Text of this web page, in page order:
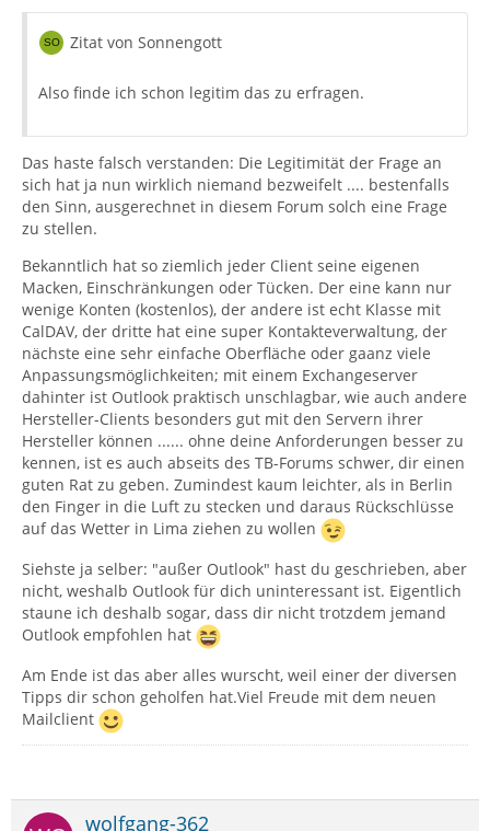
Zitat von Sonnengott
Also finde ich schon legitim das zu erfragen.
Das haste falsch verstanden: Die Legitimität der Frage an
sich hat ja nun wirklich niemand bezweifelt .... bestenfalls
den Sinn, ausgerechnet in diesem Forum solch eine Frage
zu stellen.
Bekanntlich hat so ziemlich jeder Client seine eigenen
Macken, Einschränkungen oder Tücken. Der eine kann nur
wenige Konten (kostenlos), der andere ist echt Klasse mit
CalDAV, der dritte hat eine super Kontakteverwaltung, der
nächste eine sehr einfache Oberfläche oder gaanz viele
Anpassungsmöglichkeiten; mit einem Exchangeserver
dahinter ist Outlook praktisch unschlagbar, wie auch andere
Hersteller-Clients besonders gut mit den Servern ihrer
Hersteller können ...... ohne deine Anforderungen besser zu
kennen, ist es auch abseits des TB-Forums schwer, dir einen
guten Rat zu geben. Zumindest kaum leichter, als in Berlin
den Finger in die Luft zu stecken und daraus Rückschlüsse
auf das Wetter in Lima ziehen zu wollen
Siehste ja selber: "außer Outlook" hast du geschrieben, aber
nicht, weshalb Outlook für dich uninteressant ist. Eigentlich
staune ich deshalb sogar, dass dir nicht trotzdem jemand
Outlook empfohlen hat
Am Ende ist das aber alles wurscht, weil einer der diversen
Tipps dir schon geholfen hat.Viel Freude mit dem neuen
Mailclient
wolfgang-362